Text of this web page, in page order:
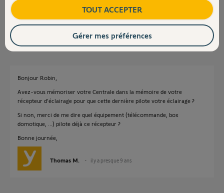
Module de commande sans fil SOMFY - Eclairage intérieur
il y a presque 9 ans
Bonjour Robin,
Avez-vous mémoriser votre Centrale dans la mémoire de votre
récepteur d'éclairage pour que cette dernière pilote votre éclairage ?
Si non, merci de me dire quel équipement (télécommande, box
domotique, ...) pilote déjà ce récepteur ?
Bonne journée,
Thomas M. il y a presque 9 ans
TOUT ACCEPTER
Gérer mes préférences